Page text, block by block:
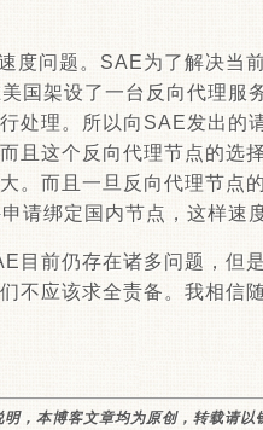
度问题。SAE为了解决当
国架设了一台反向代理服
处理。所以向SAE发出的
且这个反向代理节点的选
。而且一旦反向代理节点
请绑定国内节点，这样速
目前仍存在诸多问题，但
不应该求全责备。我相信
，本博客文章均为原创，转载请以